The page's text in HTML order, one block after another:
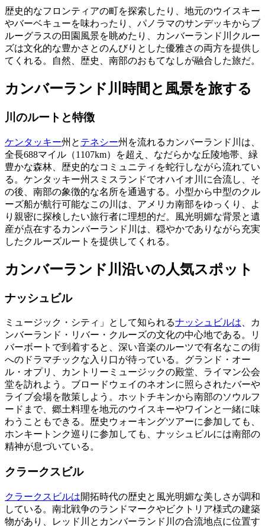
歴史的なフロンティアの町を探索したり、地元のウイスキー
やバーベキューを味わったり、パノラマのサンデッキからブ
ルーグラスの田園風景を眺めたり、カンバーランド川クルー
ズは文化的な豊かさとのんびりとした優雅さの両方を提供し
てくれる。自然、歴史、南部のおもてなしが融合した旅だ。
カンバーランド川時間と風景を旅する
川のルートと特徴
ケンタッキー州と テネシー州を流れるカンバーランド川は、
全長688マイル（1107km）を超え、なだらかな丘陵地帯、緑
豊かな森林、歴史的なコミュニティを蛇行しながら流れてい
る。ケンタッキー州スミスランドでオハイオ川に合流し、そ
の後、南部の象徴的な名所を通過する。小型から中型のクル
ーズ船が航行可能なこの川は、アメリカ南部をゆっくり、よ
り親密に探検したい旅行者に理想的だ。風光明媚な背景と遺
産が点在するカンバーランド川は、穏やかでありながら充実
したクルーズルートを提供してくれる。
カンバーランド川沿いの人気スポット
ナッシュビル
ミュージック・シティ」として知られるナッシュビルは、カ
ンバーランド・リバー・クルーズの文化の中心地である。リ
バーボートで到着すると、深い音楽のルーツで有名なこの街
へのドラマチックな入り口が待っている。グランド・オー
ル・オプリ、カントリーミュージックの殿堂、ライマン公会
堂を訪れよう。ブロードウェイのネオンに照らされたバーや
ライブ会場を散策しよう。ホットチキンから南部のソウルフ
ードまで、郷土料理を地元のウイスキーやワインと一緒に味
わうこともできる。歴史ウォーキングツアーに参加しても、
ホンキートンク巡りに参加しても、ナッシュビルには南部の
精神が息づいている。
クラークスビル
クラークスビルは開拓時代の歴史と風光明媚な美しさが調和
している。南北戦争のランドマークやビクトリア様式の建築
物があり、レッド川とカンバーランド川の合流地点に位置す